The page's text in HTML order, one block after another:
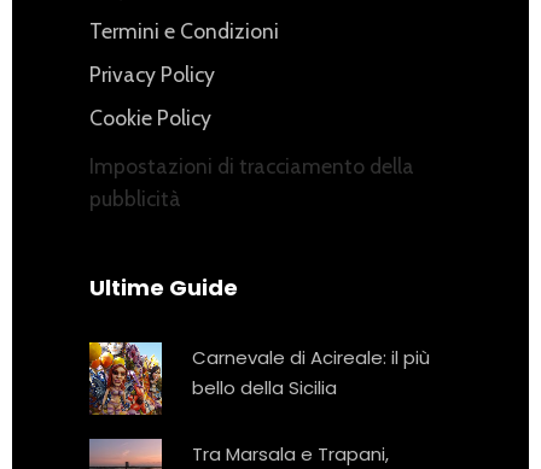
Termini e Condizioni
Privacy Policy
Cookie Policy
Impostazioni di tracciamento della
pubblicità
Ultime Guide
Carnevale di Acireale: il più
bello della Sicilia
Tra Marsala e Trapani,